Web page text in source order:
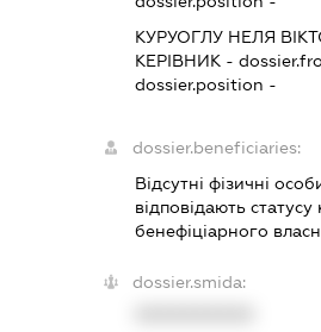
КУРУОГЛУ НЕЛЯ
КЕРІВНИК -
dossier.position -
dossier.beneficiaries:
Відсутні фізичні
відповідають статусу
бенефіціарного
dossier.smida: